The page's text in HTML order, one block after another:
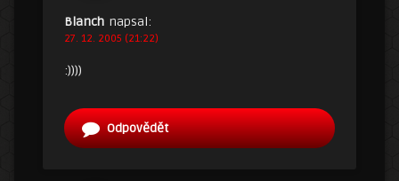
Blanch napsal:
27. 12. 2005 (21:22)
:))))
Odpovědět